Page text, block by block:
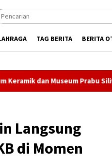
TAG BERITA BERITA
Prabu Siliwangi Resmi
Langsung
di Momen